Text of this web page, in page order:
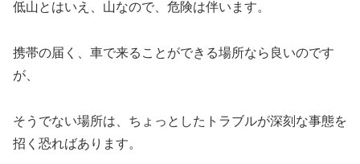
低山とはいえ、山なので、危険は伴います。
携帯の届く、車で来ることができる場所なら良いのです
が、
そうでない場所は、ちょっとしたトラブルが深刻な事態を
招く恐ればあります。